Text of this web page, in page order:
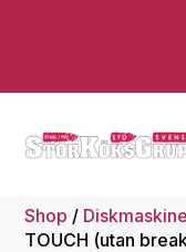
Shop /
TOUCH (utan